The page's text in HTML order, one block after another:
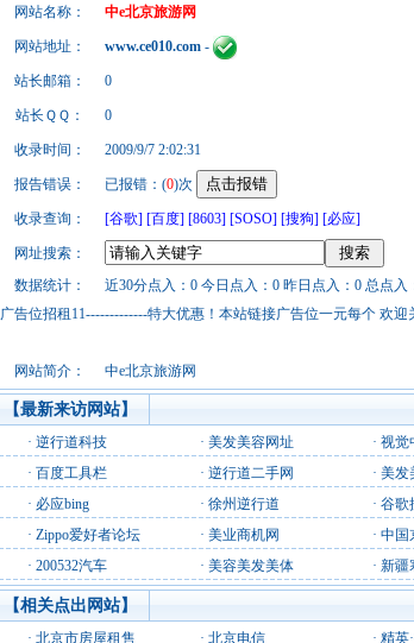
网站名称： 中e北京旅游网
网站地址： www.ce010.com -
站长邮箱： 0
站长ＱＱ： 0
收录时间： 2009/9/7 2:02:31
报告错误： 已报错：(0)次
收录查询： [谷歌] [百度] [8603] [SOSO] [搜狗] [必应]
网址搜索：
数据统计：
近30分点入：0 今日点入：0 昨日点入：0 总点
广告位招租11-------------特大优惠！本站链接广告位一元每个 欢
网站简介：
中e北京旅游网
【最新来访网站】
· 逆行道科技 · 美发美容网址 · 视觉
· 百度工具栏 · 逆行道二手网 · 美发
· 必应bing · 徐州逆行道 · 谷歌
· Zippo爱好者论坛 · 美业商机网 · 中国
· 200532汽车 · 美容美发美体 · 新疆
【相关点出网站】
· 北京市房屋租售 · 北京电信 · 精英